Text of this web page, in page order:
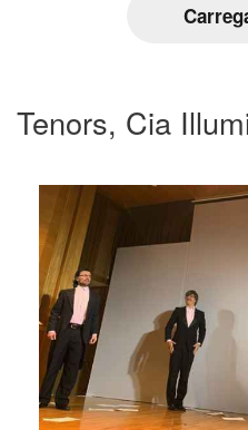
Tenors, Cia